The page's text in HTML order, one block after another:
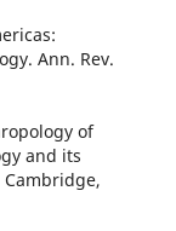
Ann. Rev.
of
and its